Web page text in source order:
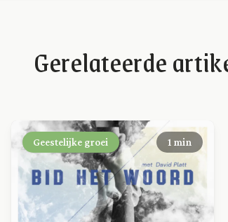
Gerelateerde
Geestelijke groei 1 min